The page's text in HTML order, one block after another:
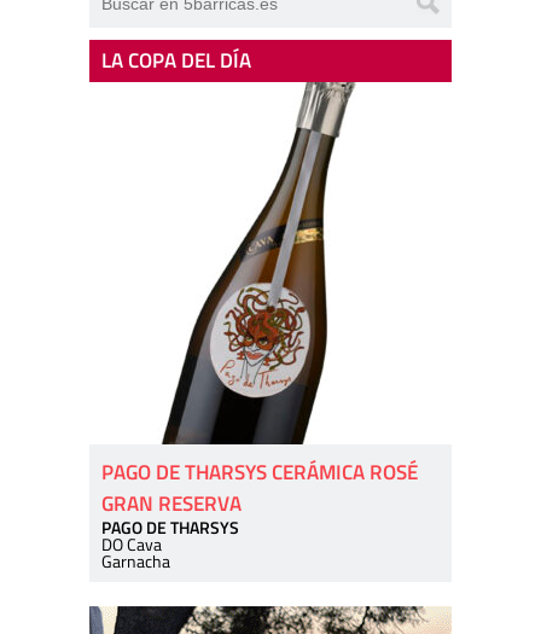
LA COPA DEL DÍA
PAGO DE THARSYS CERÁMICA ROSÉ
GRAN RESERVA
PAGO DE THARSYS
DO Cava
Garnacha